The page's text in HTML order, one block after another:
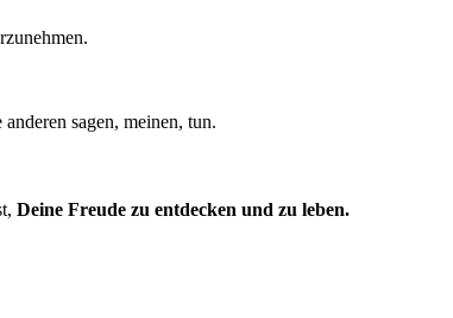
sagen, meinen, tun.
Deine Freude zu entdecken und zu leben.